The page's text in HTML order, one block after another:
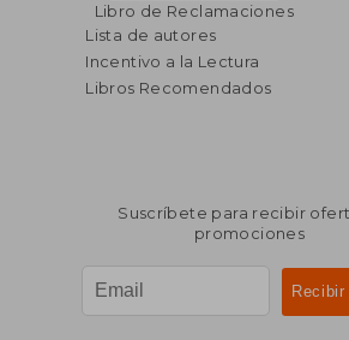
Libro de Reclamaciones
Lista de autores
Incentivo a la Lectura
Libros Recomendados
Suscríbete para recibir
promociones